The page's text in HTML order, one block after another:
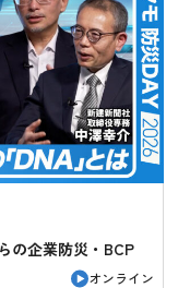
の企業防災・BCP
オンライン